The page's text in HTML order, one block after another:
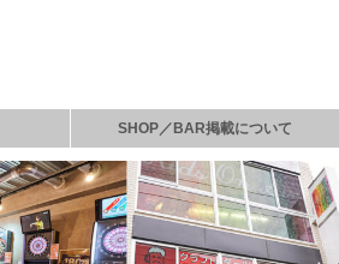
SHOP／BAR掲載について